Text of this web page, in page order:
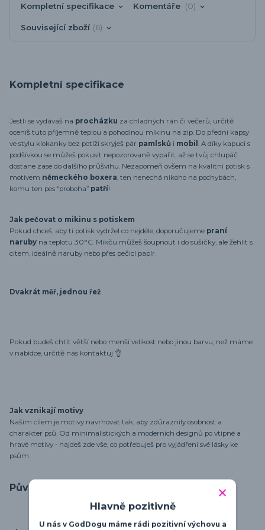
Kompletní specifikace Komentáře 0
Související zboží 6
Kompletní specifikace
Jestli se vydáváš na procházku za chladných rán či večerů, určitě
oceníš tuto příjemně teplou a pohodlnou mikinu na zip. Do přední kapsy
ve stylu klokanky bez potíží skryješ pár pamlsků i mobil . A díky kapuci s
podšívkou se můžeš pokusit nepozorovaně vypařit, až se tvůj chlupáč
dostane zase do dalšího průšvihu. Nezapomeň ovšem na kvalitní potisk s
motivem německého boxera, ten nenechá nikoho na pochybách,
komu ten pes “proboha” patří!
Jak pečovat o mikinu s potiskem
Pokud chceš, aby ti potisk vydržel co nejdéle, doporučujeme praní
naruby na teplotu 30°C. Mikču můžeš šoupnout i do sušičky, ale žehlit s
citem, ideálně naruby nebo přes pečicí papír.
Dvakrát měř, jednou řež
Pokud budeš chtít větší nebo menší velikost nebo jinou barvu, než máme
v nabídce, určitě nás kontaktuj 👌
Jak vznikají motivy
Naším cílem je motivy navrhovat tak, aby zdůraznily osobnost a
charakter psů. Od minimalistických a moderních designů po vtipné a
hravé motivy - najdeš zde vše, co potřebuješ pro vyjádření své lásky ke
psům.
Původ zboží
Hlavně pozitivně
U nás v GodDogu máme rádi pozitivní výchovu a